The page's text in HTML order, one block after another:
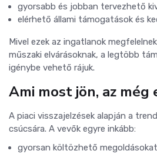
gyorsabb és jobban tervezhető
elérhető állami támogatások és
Mivel ezek az ingatlanok
műszaki elvárásoknak, a legtöbb
igénybe vehető rájuk.
Ami most jön, az
A piaci visszajelzések alapján a
csúcsára. A vevők egyre inkább:
gyorsan költözhető